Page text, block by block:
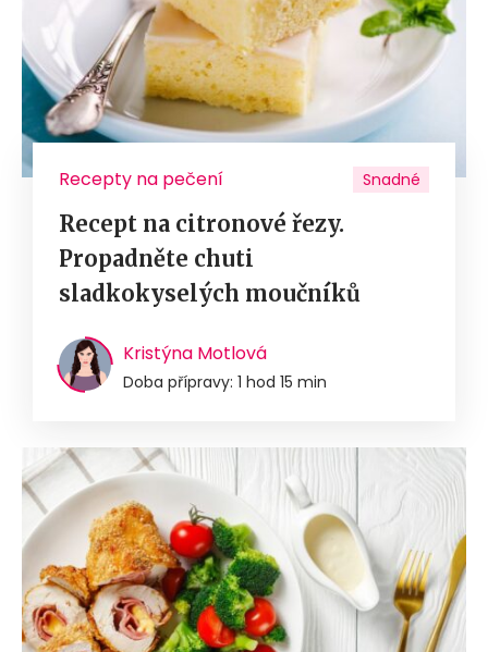
Recepty na pečení Snadné
Recept na citronové řezy.
Propadněte chuti
sladkokyselých moučníků
Kristýna Motlová
Doba přípravy: 1 hod 15 min